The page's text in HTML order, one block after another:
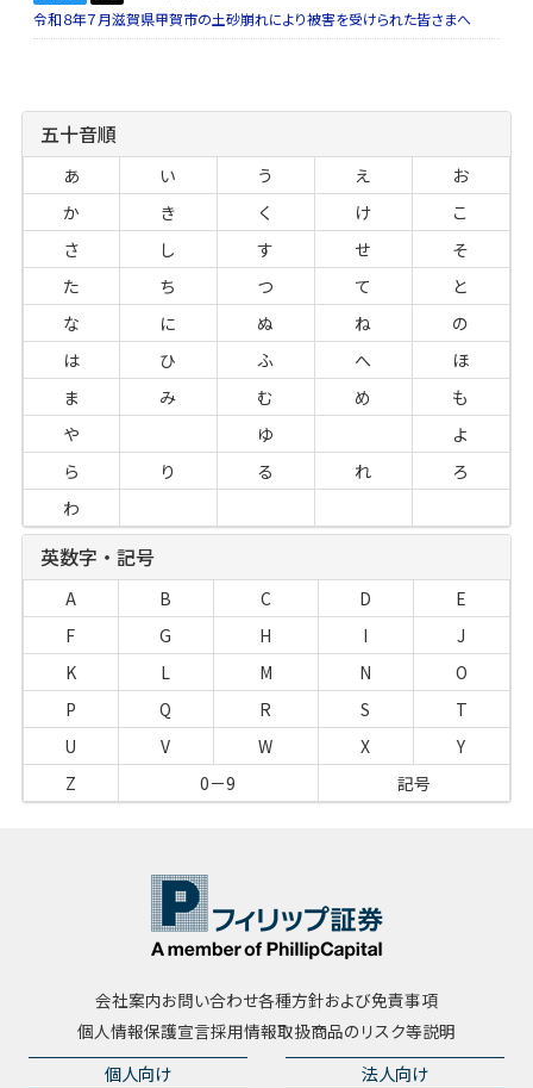
令和８年７月滋賀県甲賀市の土砂崩れにより被害を受けられた皆さまへ
五十音順
あ い う え
お
か
き く け
こ
さ
し す せ
そ
た
ち つ て
と
な
に ぬ ね
の
は
ひ ふ へ
ほ
ま
み む め
も
や
ゆ
よ
ら
り る れ
ろ
わ
英数字・記号
A B C D
E
F
G H I
J
K
L M N
O
P
Q R S
T
U
V W X
Y
Z
0－9 記号
会社案内お問い合わせ各種方針および免責事項
個人情報保護宣言採用情報取扱商品のリスク等説明
個人向け 法人向け